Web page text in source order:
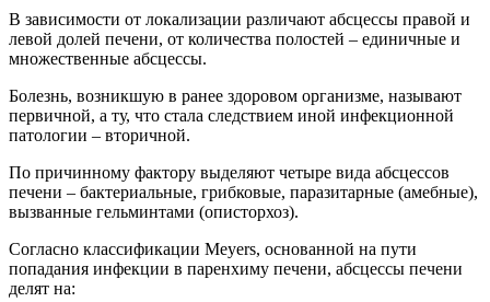
В зависимости от локализации различают абсцессы правой и
левой долей печени, от количества полостей – единичные и
множественные абсцессы.
Болезнь, возникшую в ранее здоровом организме, называют
первичной, а ту, что стала следствием иной инфекционной
патологии – вторичной.
По причинному фактору выделяют четыре вида абсцессов
печени – бактериальные, грибковые, паразитарные (амебные),
вызванные гельминтами (описторхоз).
Согласно классификации Meyers, основанной на пути
попадания инфекции в паренхиму печени, абсцессы печени
делят на: